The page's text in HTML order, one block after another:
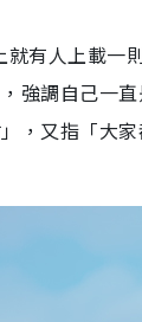
有人上載一
，強調自己一
，又指「大